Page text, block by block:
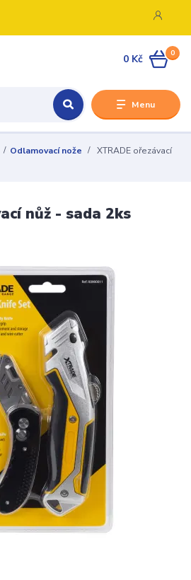
Menu
0
0 Kč
Odlamovací nože
XTRADE ořezávací
nůž - sada 2ks